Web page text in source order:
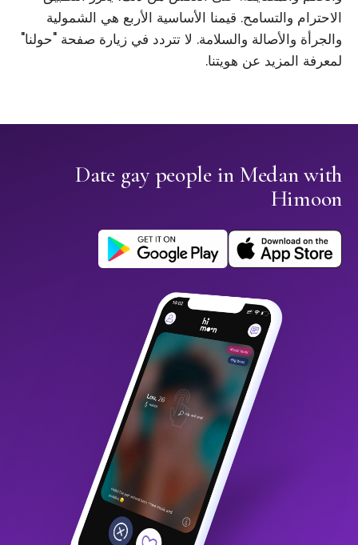
الاحترام والتسامح. قيمنا الأساسية الأربع هي الشمولية
والجرأة والأصالة والسلامة. لا تتردد في زيارة صفحة "حولنا"
لمعرفة المزيد عن هويتنا.
Date gay people in Medan with
Himoon